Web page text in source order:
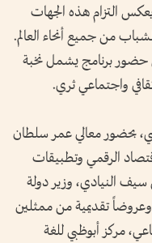
التزام هذه الجهات
من جميع أنحاء العالم.
حضور برنامج يشمل نخبة
واجتماعي ثري.
بحضور معالي عمر سلطان
الرقمي وتطبيقات
النيادي، وزير دولة
تقديمية من ممثلين
مركز أبوظبي للغة